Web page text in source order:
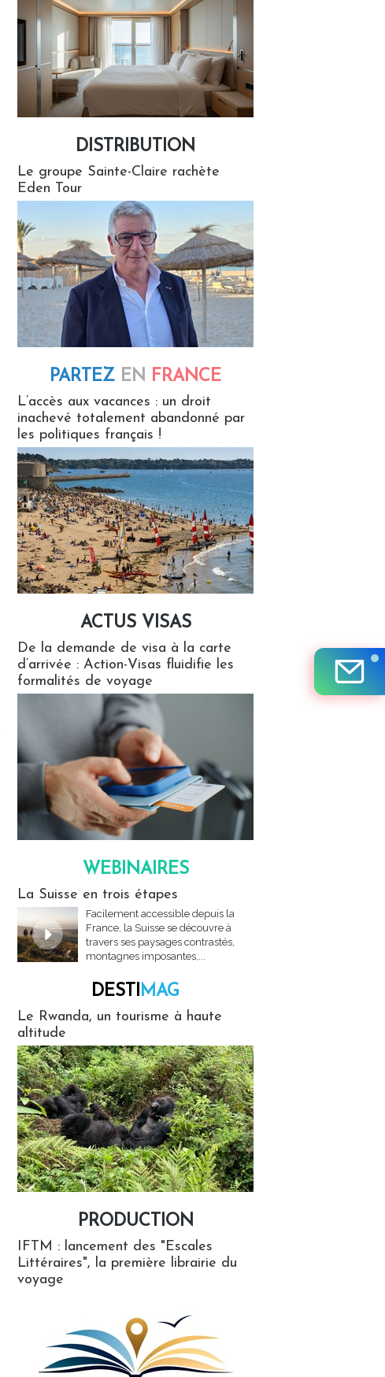
DISTRIBUTION
Le groupe Sainte-Claire rachète
Eden Tour
PARTEZ EN FRANCE
L’accès aux vacances : un droit
inachevé totalement abandonné par
les politiques français !
ACTUS VISAS
De la demande de visa à la carte
d’arrivée : Action-Visas fluidifie les
formalités de voyage
WEBINAIRES
La Suisse en trois étapes
Facilement accessible depuis la
France, la Suisse se découvre à
travers ses paysages contrastés,
montagnes imposantes,...
DESTIMAG
Le Rwanda, un tourisme à haute
altitude
PRODUCTION
IFTM : lancement des "Escales
Littéraires", la première librairie du
voyage